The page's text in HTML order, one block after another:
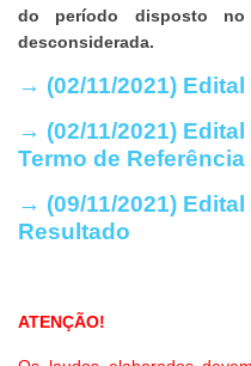
do período disposto no
desconsiderada.
→ (02/11/2021)
→ (02/11/2021)
Termo de Referência
→ (09/11/2021)
Resultado
ATENÇÃO!